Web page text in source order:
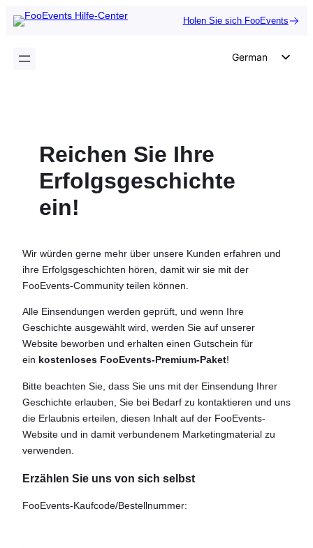
Inhalt
Holen Sie sich FooEvents
German
Greek
Reichen Sie Ihre
Erfolgsgeschichte
ein!
Wir würden gerne mehr über unsere Kunden erfahren und
ihre Erfolgsgeschichten hören, damit wir sie mit der
FooEvents-Community teilen können.
Alle Einsendungen werden geprüft, und wenn Ihre
Geschichte ausgewählt wird, werden Sie auf unserer
Website beworben und erhalten einen Gutschein für
ein kostenloses FooEvents-Premium-Paket!
Bitte beachten Sie, dass Sie uns mit der Einsendung Ihrer
Geschichte erlauben, Sie bei Bedarf zu kontaktieren und uns
die Erlaubnis erteilen, diesen Inhalt auf der FooEvents-
Website und in damit verbundenem Marketingmaterial zu
verwenden.
Erzählen Sie uns von sich selbst
FooEvents-Kaufcode/Bestellnummer: